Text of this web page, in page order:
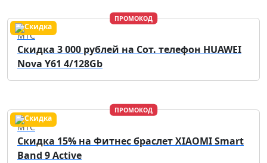
ПРОМОКОД
МТС
Скидка 3 000 рублей на Сот. телефон HUAWEI
Nova Y61 4/128Gb
ПРОМОКОД
МТС
Скидка 15% на Фитнес браслет XIAOMI Smart
Band 9 Active